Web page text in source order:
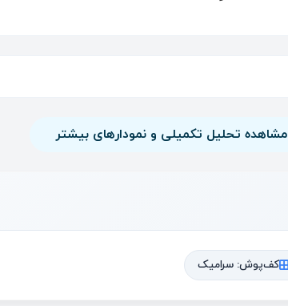
مشاهده تحلیل تکمیلی و نمودارهای بیشتر
کف‌پوش: سرامیک